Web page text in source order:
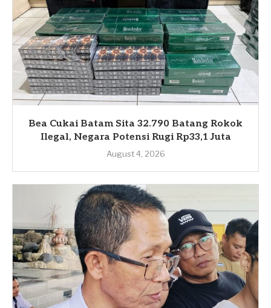
Bea Cukai Batam Sita 32.790 Batang Rokok
Ilegal, Negara Potensi Rugi Rp33,1 Juta
August 4, 2026